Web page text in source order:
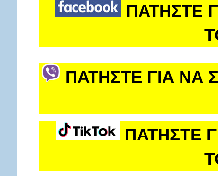
ΠΑΤΗΣΤΕ
ΠΑΤΗΣΤΕ ΓΙΑ ΝΑ
ΠΑΤΗΣΤΕ